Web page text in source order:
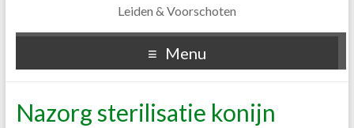
Leiden & Voorschoten
Menu
Nazorg sterilisatie konijn